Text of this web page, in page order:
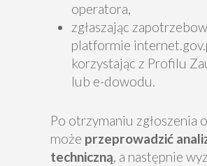
operatora,
zgłaszając
platformie
korzystając z Profilu
lub e-dowodu.
Po otrzymaniu zgłoszenia
może przeprowadzić
techniczną, a następnie